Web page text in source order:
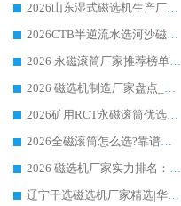
2026山东湿式磁选机生产厂家推荐：华体会手机网页版-华体会(中国) ，深耕磁电领域十余载
2026CTB半逆流水选河沙磁选机哪家好_华体会手机网页版-华体会(中国) _值得信赖
2026 永磁滚筒厂家推荐榜单：技术与实力双驱，华体会手机网页版-华体会(中国) 表现突出
2026 磁选机制造厂家盘点_华体会手机网页版-华体会(中国) _综合实力剖析
2026矿用RCT永磁滚筒优选厂家_华体会手机网页版-华体会(中国) 领衔靠谱品牌盘点
2026全磁滚筒怎么选?靠谱厂家推荐，口碑之选华体会手机网页版-华体会(中国)
2026 磁选机厂家实力排名：技术与实力双轮驱动，华体会手机网页版-华体会(中国) 领跑
辽宁干选磁选机厂家精选|华体会手机网页版-华体会(中国) 硬核实力领跑行业标杆